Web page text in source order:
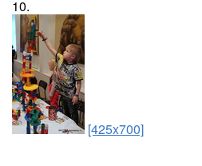
10.
[425x700]